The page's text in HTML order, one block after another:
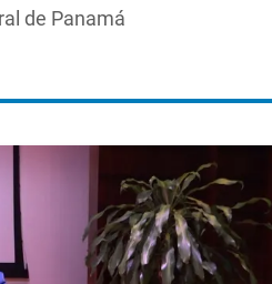
de Panamá